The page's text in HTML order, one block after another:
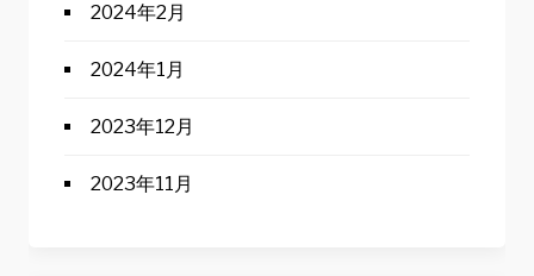
2024年2月
2024年1月
2023年12月
2023年11月